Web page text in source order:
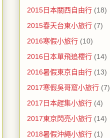
2015日本關西自由行 (18)
2015春天台東小旅行 (7)
2016寒假小旅行 (10)
2016日本單飛追櫻行 (14)
2016暑假東京自由行 (13)
2017寒假吳哥窟小旅行 (7)
2017日本趕集小旅行 (4)
2017東京閃亮小旅行 (14)
2018暑假沖繩小旅行 (1)